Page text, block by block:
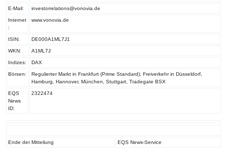
E-Mail: investorrelations@vonovia.de
Internet
:
www.vonovia.de
ISIN: DE000A1ML7J1
WKN: A1ML7J
Indizes: DAX
Börsen:
Regulierter Markt in Frankfurt (Prime Standard); Freiverkehr in Düsseldorf,
Hamburg, Hannover, München, Stuttgart, Tradegate BSX
EQS
News
ID:
2322474
Ende der Mitteilung EQS News-Service